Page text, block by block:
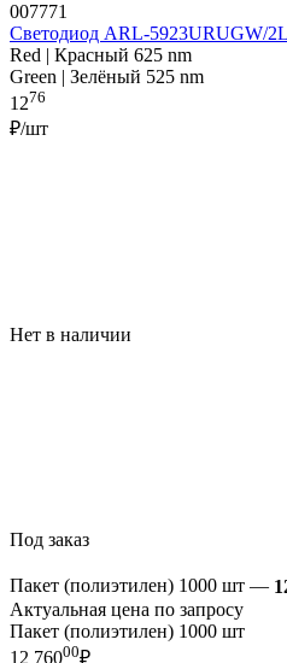
007771
Светодиод ARL-5923URUGW/
Red | Красный 625 nm
Green | Зелёный 525 nm
1276
₽/шт
Нет в наличии
Под заказ
Пакет (полиэтилен) 1000 шт —
Актуальная цена по запросу
Пакет (полиэтилен) 1000 шт
12 76000₽